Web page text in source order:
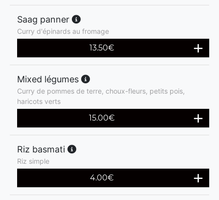
Saag panner
Curry d'épinards au fromage
13.50€
Mixed légumes
Curry de pommes de terre, choux-fleurs, petits pois,
haricots verts
15.00€
Riz basmati
Riz simple
4.00€